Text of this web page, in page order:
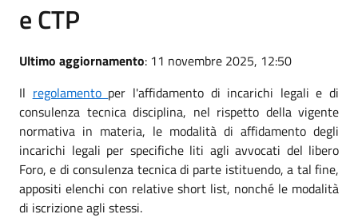
e CTP
Ultimo aggiornamento: 11 novembre 2025, 12:50
Il regolamento per l'affidamento di incarichi legali e di
consulenza tecnica disciplina, nel rispetto della vigente
normativa in materia, le modalità di affidamento degli
incarichi legali per specifiche liti agli avvocati del libero
Foro, e di consulenza tecnica di parte istituendo, a tal fine,
appositi elenchi con relative short list, nonché le modalità
di iscrizione agli stessi.